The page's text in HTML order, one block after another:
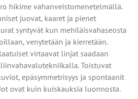
hikime vahanveistomenetelmällä.
juovat, kaaret ja pienet
syntyvät kun mehiläisvahaseosta
venytetään ja kierretään.
virtaavat linjat saadaan
vahavalutekniikalla. Toistuvat
epäsymmetrisyys ja spontaanit
ovat kuin kuiskauksia luonnosta.